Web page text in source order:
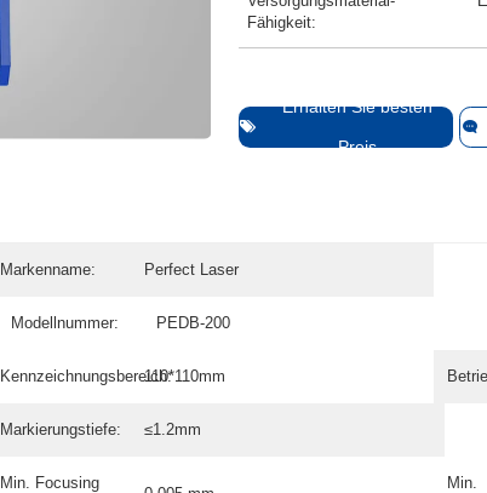
Fähigkeit:
Erhalten Sie besten
Preis
Markenname: Perfect Laser
Modellnummer: PEDB-200
Kennzeichnungsbereich:110*110mm
Markierungstiefe: ≤1.2mm
Min. Focusing
Min.